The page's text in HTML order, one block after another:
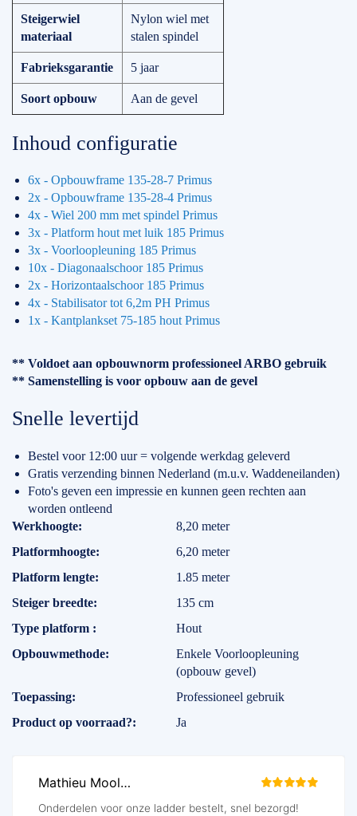
Steigerwiel
materiaal
Nylon wiel met
stalen spindel
Fabrieksgarantie 5 jaar
Soort opbouw Aan de gevel
Inhoud configuratie
6x - Opbouwframe 135-28-7 Primus
2x - Opbouwframe 135-28-4 Primus
4x - Wiel 200 mm met spindel Primus
3x - Platform hout met luik 185 Primus
3x - Voorloopleuning 185 Primus
10x - Diagonaalschoor 185 Primus
2x - Horizontaalschoor 185 Primus
4x - Stabilisator tot 6,2m PH Primus
1x - Kantplankset 75-185 hout Primus
** Voldoet aan opbouwnorm professioneel ARBO gebruik
** Samenstelling is voor opbouw aan de gevel
Snelle levertijd
Bestel voor 12:00 uur = volgende werkdag geleverd
Gratis verzending binnen Nederland (m.u.v. Waddeneilanden)
Foto's geven een impressie en kunnen geen rechten aan
worden ontleend
Specificaties
Werkhoogte
8,20 meter
Platformhoogte
6,20 meter
Platform lengte
1.85 meter
Steiger breedte
135 cm
Type platform
Hout
Opbouwmethode
Enkele Voorloopleuning
(opbouw gevel)
Toepassing
Professioneel gebruik
Product op voorraad?
Ja